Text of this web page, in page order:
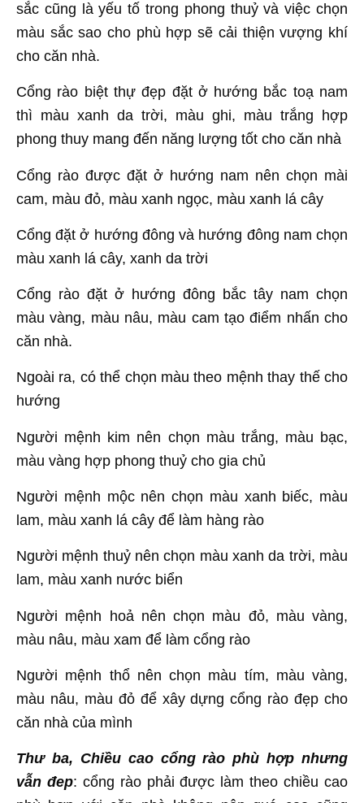
sắc cũng là yếu tố trong phong thuỷ và việc chọn
màu sắc sao cho phù hợp sẽ cải thiện vượng khí
cho căn nhà.
Cổng rào biệt thự đẹp đặt ở hướng bắc toạ nam
thì màu xanh da trời, màu ghi, màu trắng hợp
phong thuy mang đến năng lượng tốt cho căn nhà
Cổng rào được đặt ở hướng nam nên chọn mài
cam, màu đỏ, màu xanh ngọc, màu xanh lá cây
Cổng đặt ở hướng đông và hướng đông nam chọn
màu xanh lá cây, xanh da trời
Cổng rào đặt ở hướng đông bắc tây nam chọn
màu vàng, màu nâu, màu cam tạo điểm nhấn cho
căn nhà.
Ngoài ra, có thể chọn màu theo mệnh thay thế cho
hướng
Người mệnh kim nên chọn màu trắng, màu bạc,
màu vàng hợp phong thuỷ cho gia chủ
Người mệnh mộc nên chọn màu xanh biếc, màu
lam, màu xanh lá cây để làm hàng rào
Người mệnh thuỷ nên chọn màu xanh da trời, màu
lam, màu xanh nước biển
Người mệnh hoả nên chọn màu đỏ, màu vàng,
màu nâu, màu xam để làm cổng rào
Người mệnh thổ nên chọn màu tím, màu vàng,
màu nâu, màu đỏ để xây dựng cổng rào đẹp cho
căn nhà của mình
Thư ba, Chiều cao cổng rào phù hợp nhưng
vẫn đep: cổng rào phải được làm theo chiều cao